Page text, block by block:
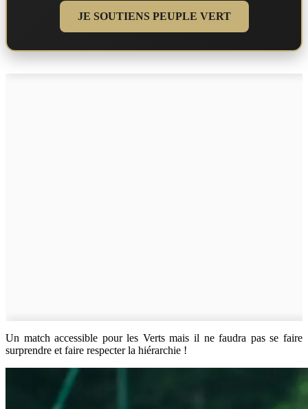
JE SOUTIENS PEUPLE VERT
Un match accessible pour les Verts mais il ne faudra pas se faire
surprendre et faire respecter la hiérarchie !